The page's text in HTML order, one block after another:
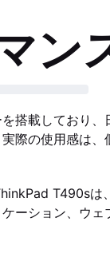
ン
搭載しており
際の使用感は、
T490sは
ーション、ウ